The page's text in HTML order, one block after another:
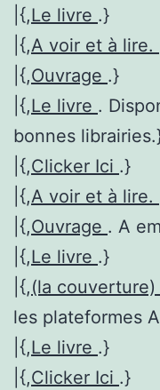
|{,Le livre .}
|{,A voir et à lire.
|{,Ouvrage .}
|{,Le livre .
bonnes
|{,Clicker Ici .}
|{,A voir et à lire.
|{,Ouvrage . A
|{,Le livre .}
|{,(la couverture)
les plateformes
|{,Le livre .}
|{,Clicker Ici .}